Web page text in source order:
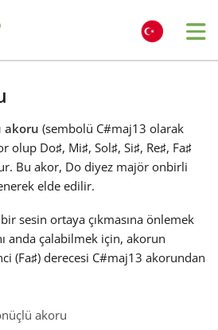
akoru (sembolü C#maj13 olarak
olup Do♯, Mi♯, Sol♯, Si♯, Re♯, Fa♯
Bu akor, Do diyez majör onbirli
elde edilir.
sesin ortaya çıkmasına önlemek
anda çalabilmek için, akorun
(Fa♯) derecesi C#maj13 akorundan
akoru